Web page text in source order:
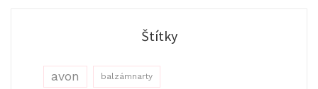
Štítky
avon balzámnarty